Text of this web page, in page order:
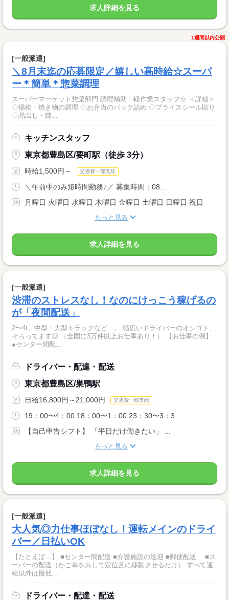
求人詳細を見る
1週間以内公開
[一般派遣]
＼8月末迄の応募限定／嬉しい高時給☆スーパ
ー＊簡単＊惣菜調理
スーパーマーケット惣菜部門 調理補助・軽作業スタッフ☆ ＜詳細＞
◇揚物・焼き物の調理 ◇お弁当のパック詰め ◇プライスシール貼り
◇品出し・陳...
キッチンスタッフ
東京都豊島区/要町駅（徒歩 3分）
時給1,500円～ 交通費一部支給
＼午前中のみ短時間勤務♪／ 募集時間：08...
月曜日 火曜日 水曜日 木曜日 金曜日 土曜日 日曜日 祝日
もっと見る
求人詳細を見る
[一般派遣]
渋滞のストレスなし！なのにけっこう稼げるの
が「夜間配送」
2〜4t、中型・大型トラックなど…。 幅広いドライバーのオシゴト、
そろってます◎ （全国に3万件以上お仕事あり！） 【お仕事の例】
●センター間配...
ドライバー・配達・配送
東京都豊島区/巣鴨駅
日給16,800円～21,000円 交通費一部支給
19：00〜4：00 18：00〜1：00 23：30〜3：3...
【自己申告シフト】 「平日だけ働きたい」 ...
もっと見る
求人詳細を見る
[一般派遣]
大人気◎力仕事ほぼなし！運転メインのドライ
バー／日払いOK
【たとえば…】 ■センター間配送 ■介護施設の送迎 ■郵便配送 ■ス
ーパーの配送（かご車をおして定位置に移動させるだけ） すべて運
転以外は最低...
ドライバー・配達・配送